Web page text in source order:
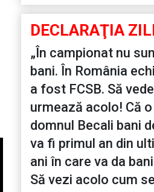
DECLARAŢIA
„În campionat nu
bani. În România
a fost FCSB. Să
urmează acolo! Că
domnul Becali bani
va fi primul an din
ani în care va da
Să vezi acolo cum